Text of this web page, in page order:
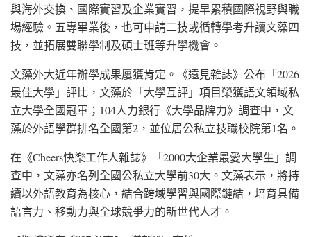
與海外交換、國際實習及企業實習，提早累積國際視野與職
場經驗。五專畢業後，也可申請二技或循轉學考升讀文藻四
技，並拓展雙聯學制及碩士班等升學機會。
文藻外大近年辦學成果屢獲肯定。《遠見雜誌》公布「2026
最佳大學」評比，文藻於「大學互評」項目榮獲語文領域私
立大學全國冠軍；104人力銀行《大學品牌力》調查中，文
藻於外語學群排名全國第2，並位居公私立技職校院第1名。
在《Cheers快樂工作人雜誌》「2000大企業最愛大學生」調
查中，文藻亦名列全國公私立大學前30大。文藻表示，將持
續以外語教育為核心，結合跨域學習與國際鏈結，培育具備
語言力、移動力與全球競爭力的新世代人才。